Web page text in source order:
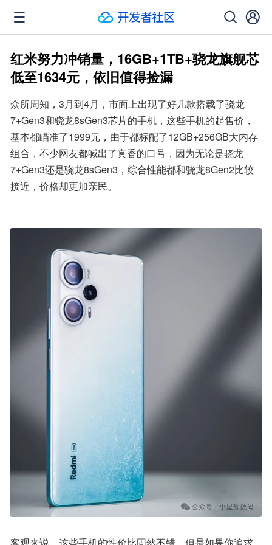
红米努力冲销量，16GB+1TB+骁龙旗舰芯
低至1634元，依旧值得捡漏
众所周知，3月到4月，市面上出现了好几款搭载了骁龙
7+Gen3和骁龙8sGen3芯片的手机，这些手机的起售价，
基本都瞄准了1999元，由于都标配了12GB+256GB大内存
组合，不少网友都喊出了真香的口号，因为无论是骁龙
7+Gen3还是骁龙8sGen3，综合性能都和骁龙8Gen2比较
接近，价格却更加亲民。
客观来说，这些手机的性价比固然不错，但是如果你追求